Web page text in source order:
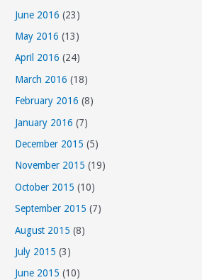
June 2016 (23)
May 2016 (13)
April 2016 (24)
March 2016 (18)
February 2016 (8)
January 2016 (7)
December 2015 (5)
November 2015 (19)
October 2015 (10)
September 2015 (7)
August 2015 (8)
July 2015 (3)
June 2015 (10)